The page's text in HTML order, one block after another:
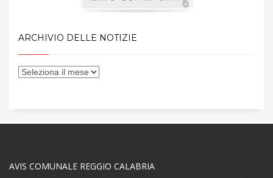
ARCHIVIO DELLE NOTIZIE
AVIS COMUNALE REGGIO CALABRIA